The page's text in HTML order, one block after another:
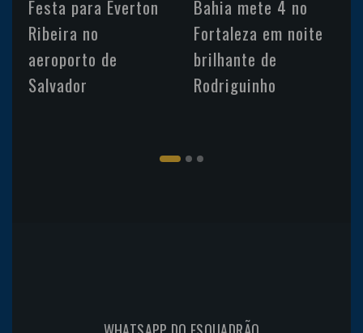
Festa para Everton
Ribeira no
aeroporto de
Salvador
Bahia mete 4 no
Fortaleza em noite
brilhante de
Rodriguinho